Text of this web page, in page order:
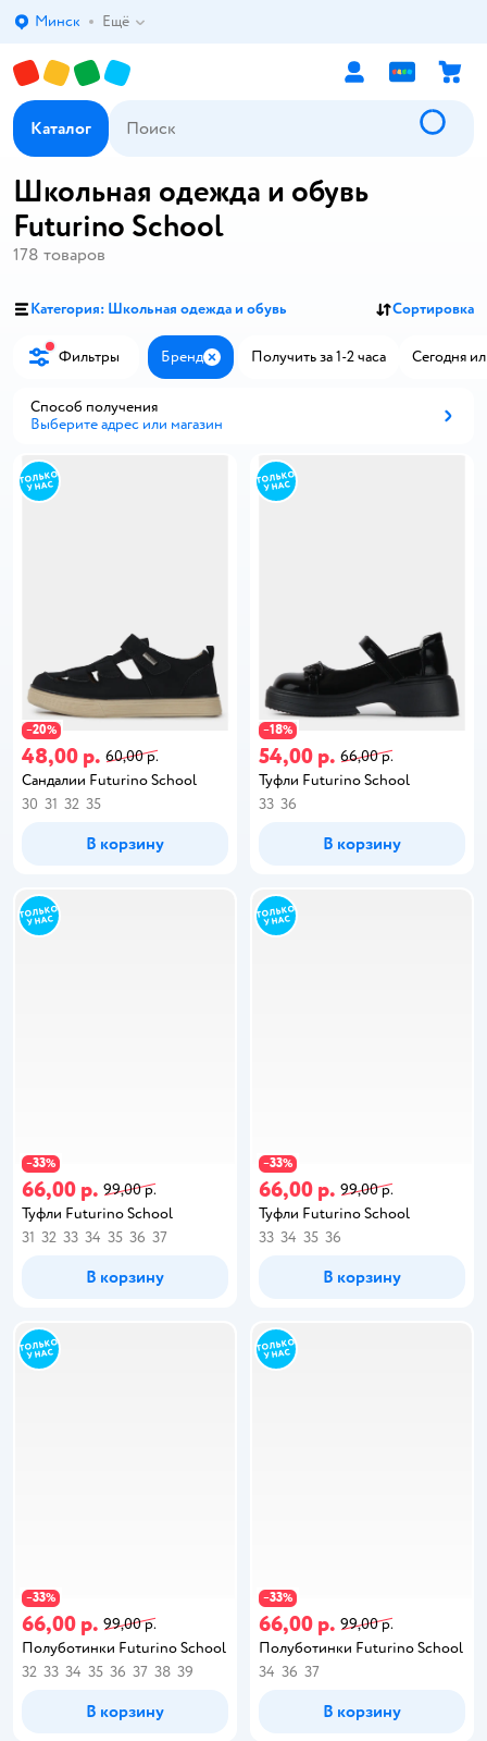
Выбор адреса доставки.
Минск Ещё
Каталог
Школьная одежда и обувь
Futurino School
178 товаров
Категория: Школьная одежда и обувь Сортировка
Фильтры Бренд ЗакрытьПолучить за 1-2 часа Сегодня
Способ получения
Выберите адрес или магазин
−20%
48,00 р. 60,00 р.
Сандалии Futurino School
30 31 32 35
В корзину
−18%
54,00 р. 66,00 р.
Туфли Futurino School
33 36
В корзину
−33%
66,00 р. 99,00 р.
Туфли Futurino School
31 32 33 34 35 36 37
В корзину
−33%
66,00 р. 99,00 р.
Туфли Futurino School
33 34 35 36
В корзину
−33%
66,00 р. 99,00 р.
Полуботинки Futurino School
32 33 34 35 36 37 38 39
В корзину
−33%
66,00 р. 99,00 р.
Полуботинки Futurino School
34 36 37
В корзину